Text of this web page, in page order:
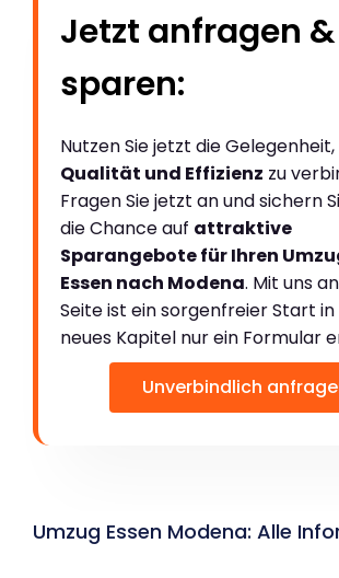
Jetzt anfragen &
sparen:
Nutzen Sie jetzt die Gelegenheit,
Qualität und Effizienz zu
Fragen Sie jetzt an und sichern
die Chance auf attraktive
Sparangebote für Ihren
Essen nach Modena. Mit uns
Seite ist ein sorgenfreier Start in
neues Kapitel nur ein Formular
Unverbindlich
Umzug Essen Modena: Alle